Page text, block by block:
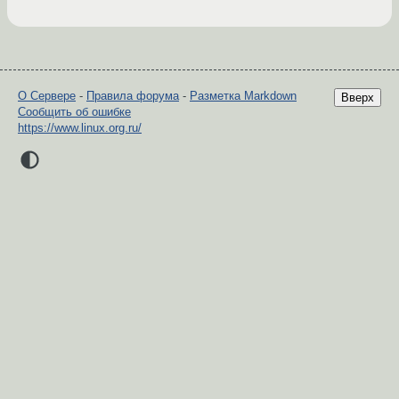
Вверх
О Сервере - Правила форума- Разметка Markdown
Сообщить об ошибке
https://www.linux.org.ru/